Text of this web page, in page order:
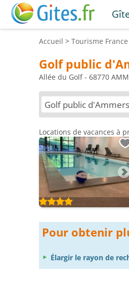
Accueil > Tourisme France
Golf public
Allée du Golf - 68770
Locations de vacances à
Pour obtenir
Élargir le rayon de